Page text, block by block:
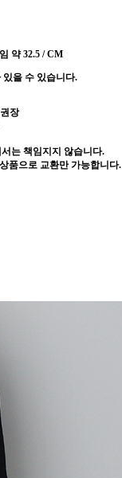
약 32.5 / CM
을 수 있습니다.
장
는 책임지지 않습니다.
품으로 교환만 가능합니다.